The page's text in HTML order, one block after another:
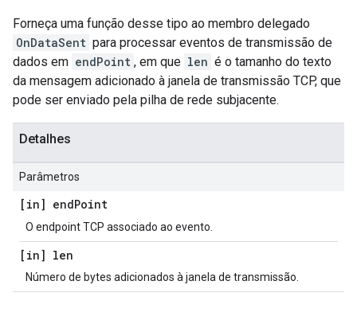
Forneça uma função desse tipo ao membro delegado
OnDataSent para processar eventos de transmissão de
dados em endPoint , em que len é o tamanho do texto
da mensagem adicionado à janela de transmissão TCP, que
pode ser enviado pela pilha de rede subjacente.
Detalhes
Parâmetros
[in] endPoint
O endpoint TCP associado ao evento.
[in] len
Número de bytes adicionados à janela de transmissão.